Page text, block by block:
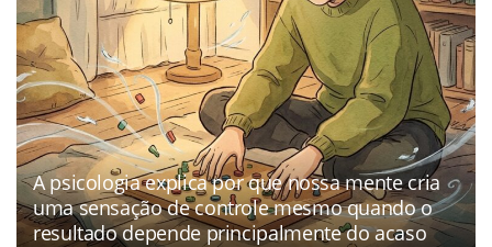
A psicologia explica por que nossa mente cria
uma sensação de controle mesmo quando o
resultado depende principalmente do acaso